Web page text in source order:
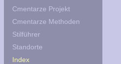
Cmentarze Projekt
Cmentarze Methoden
Stilführer
Standorte
Index